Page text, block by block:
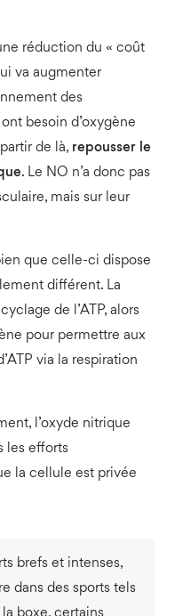
réduction du « coût
va augmenter
des
besoin d’oxygène
de là, repousser le
. Le NO n’a donc pas
mais sur leur
que celle-ci dispose
différent. La
de l’ATP, alors
pour permettre aux
via la respiration
l’oxyde nitrique
les efforts
la cellule est privée
brefs et intenses,
dans des sports tels